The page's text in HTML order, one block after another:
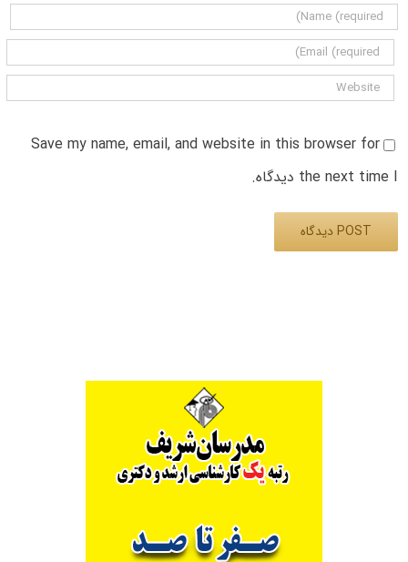
Save my name, email, and website in this browser for
the next time I دیدگاه.